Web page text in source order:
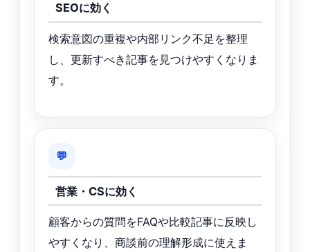
SEOに効く
検索意図の重複や内部リンク不足を整理
し、更新すべき記事を見つけやすくなりま
す。
💬
営業・CSに効く
顧客からの質問をFAQや比較記事に反映し
やすくなり、商談前の理解形成に使えま